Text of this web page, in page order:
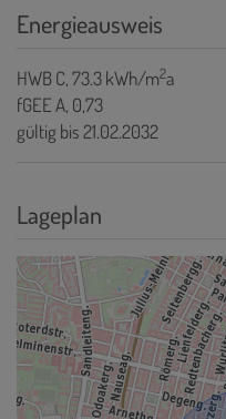
Energieausweis
HWBC, 73.3 kWh/m2a
fGEEA, 0,73
gültig bis21.02.2032
Lageplan